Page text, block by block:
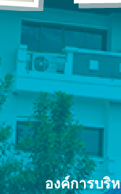
องค์การบริ